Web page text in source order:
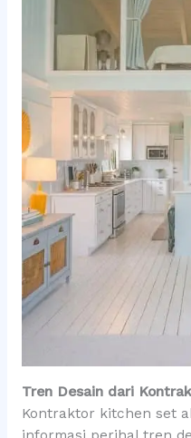
Tren Desain dari
Kontraktor kitchen set